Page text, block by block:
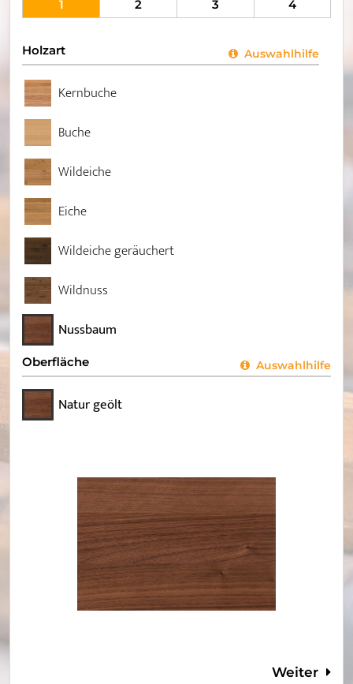
1 2 3 4
Holzart Auswahlhilfe
Kernbuche
Buche
Wildeiche
Eiche
Wildeiche geräuchert
Wildnuss
Nussbaum
Oberfläche Auswahlhilfe
Natur geölt
Weiter